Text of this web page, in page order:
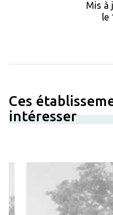
Mis à
le
Ces
intéresser